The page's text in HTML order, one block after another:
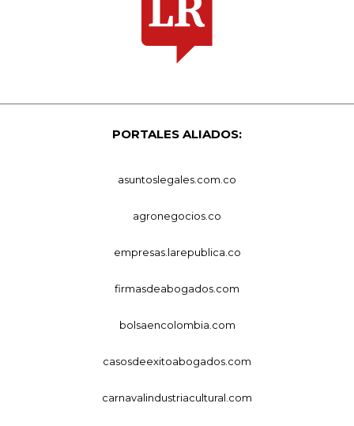
PORTALES ALIADOS:
asuntoslegales.com.co
agronegocios.co
empresas.larepublica.co
firmasdeabogados.com
bolsaencolombia.com
casosdeexitoabogados.com
carnavalindustriacultural.com